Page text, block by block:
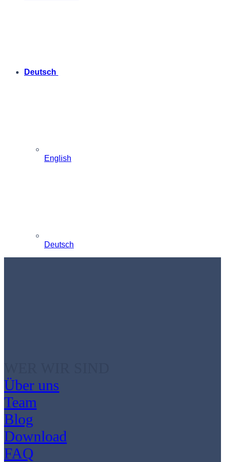
Deutsch
English
Deutsch
Über uns
Team
Blog
Download
FAQ